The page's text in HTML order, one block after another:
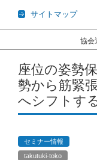
サイトマップ
協会
コンテンツに移動
座位の姿勢
勢から筋緊
へシフトす
セミナー情報
takutuki-toko